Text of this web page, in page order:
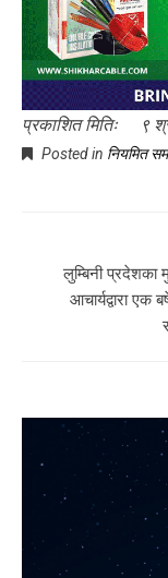
प्रकाशित मितिः ९
Posted in नियमित
लुम्बिनी प्रदेशका
आचार्यद्वारा एक